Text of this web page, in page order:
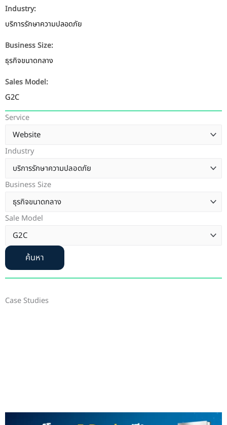
Industry:
บริการรักษาความปลอดภัย
Business Size:
ธุรกิจขนาดกลาง
Sales Model:
G2C
Service
Industry
Business Size
Sale Model
ค้นหา
Case Studies